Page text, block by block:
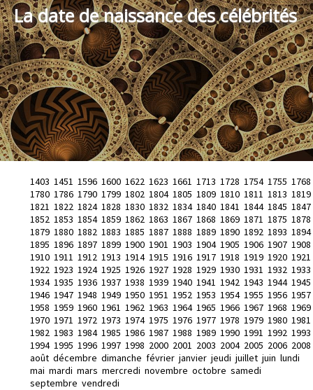
La date de naissance des célébrités
1403 1451 1596 1600 1622 1623 1661 1713 1728 1754 1755 1768
1780 1786 1790 1799 1802 1804 1805 1809 1810 1811 1813 1819
1821 1822 1824 1828 1830 1832 1834 1840 1841 1844 1845 1847
1852 1853 1854 1859 1862 1863 1867 1868 1869 1871 1875 1878
1879 1880 1882 1883 1885 1887 1888 1889 1890 1892 1893 1894
1895 1896 1897 1899 1900 1901 1903 1904 1905 1906 1907 1908
1910 1911 1912 1913 1914 1915 1916 1917 1918 1919 1920 1921
1922 1923 1924 1925 1926 1927 1928 1929 1930 1931 1932 1933
1934 1935 1936 1937 1938 1939 1940 1941 1942 1943 1944 1945
1946 1947 1948 1949 1950 1951 1952 1953 1954 1955 1956 1957
1958 1959 1960 1961 1962 1963 1964 1965 1966 1967 1968 1969
1970 1971 1972 1973 1974 1975 1976 1977 1978 1979 1980 1981
1982 1983 1984 1985 1986 1987 1988 1989 1990 1991 1992 1993
1994 1995 1996 1997 1998 2000 2001 2003 2004 2005 2006 2008
août décembre dimanche février janvier jeudi juillet juin lundi
mai mardi mars mercredi novembre octobre samedi
septembre vendredi